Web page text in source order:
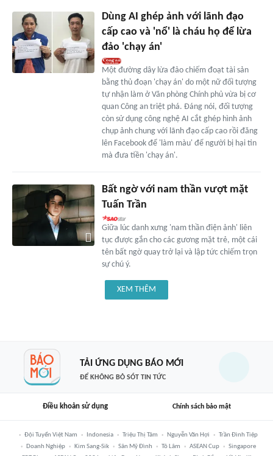
Dùng AI ghép ảnh với lãnh đạo
cấp cao và 'nổ' là cháu họ để lừa
đảo 'chạy án'
Một đường dây lừa đảo chiếm đoạt tài sản
bằng thủ đoạn 'chạy án' do một nữ đối tượng
tự nhận làm ở Văn phòng Chính phủ vừa bị cơ
quan Công an triệt phá. Đáng nói, đối tượng
còn sử dụng công nghệ AI cắt ghép hình ảnh
chụp ảnh chung với lãnh đạo cấp cao rồi đăng
lên Facebook để 'làm màu' để người bị hại tin
mà đưa tiền 'chạy án'.
Bất ngờ với nam thần vượt mặt
Tuấn Trần
Giữa lúc danh xưng 'nam thần điện ảnh' liên
tục được gắn cho các gương mặt trẻ, một cái
tên bất ngờ quay trở lại và lập tức chiếm trọn
sự chú ý.
XEM THÊM
TẢI ỨNG DỤNG BÁO MỚI
ĐỂ KHÔNG BỎ SÓT TIN TỨC
Điều khoản sử dụng Chính sách bảo mật
Đội Tuyển Việt Nam Indonesia Triệu Thị Tâm Nguyễn Văn Hợi
Trần Đình Tiệp
Doanh Nghiệp
Kim Sang-Sik Sân Mỹ Đình Tô Lâm ASEAN Cup
Singapore